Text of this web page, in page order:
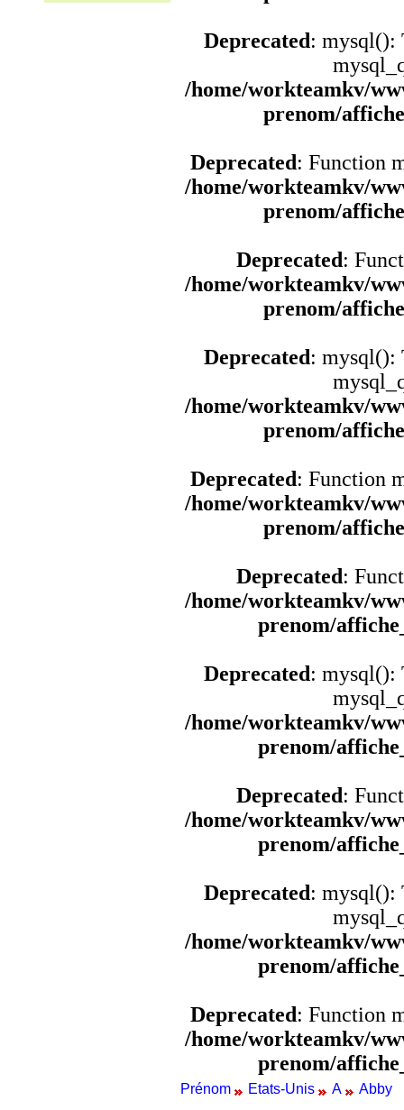
Deprecated: mysql():
/home/workteamkv/
prenom/
Deprecated: Function
/home/workteamkv/
prenom/
Deprecated:
/home/workteamkv/
prenom/
Deprecated: mysql():
/home/workteamkv/
prenom/
Deprecated: Function
/home/workteamkv/
prenom/
Deprecated:
/home/workteamkv/
prenom/
Deprecated: mysql():
/home/workteamkv/
prenom/
Deprecated:
/home/workteamkv/
prenom/
Deprecated: mysql():
/home/workteamkv/
prenom/
Deprecated: Function
/home/workteamkv/
prenom/
Prénom Etats-Unis A Abby